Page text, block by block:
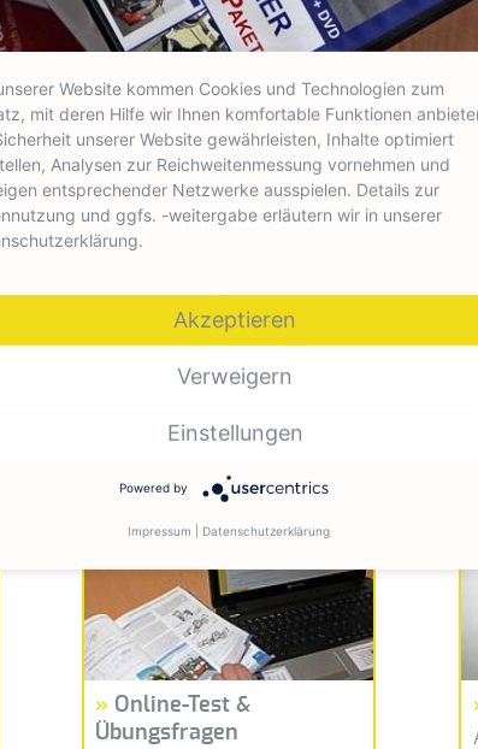
Unterweisung &
Zusatzausbildung
Informationen zur jährlichen
Online-Test &
Übungsfragen
Website kommen Cookies und Technologien zum
mit deren Hilfe wir Ihnen komfortable Funktionen
unserer Website gewährleisten, Inhalte optimiert
Analysen zur Reichweitenmessung vornehmen und
entsprechender Netzwerke ausspielen. Details zur
und ggfs. -weitergabe erläutern wir in unserer
Akzeptieren
Verweigern
Einstellungen
Powered by
Impressum Datenschutzerklärung